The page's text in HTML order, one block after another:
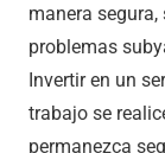
manera
problemas
Invertir en un
trabajo se
permanezca